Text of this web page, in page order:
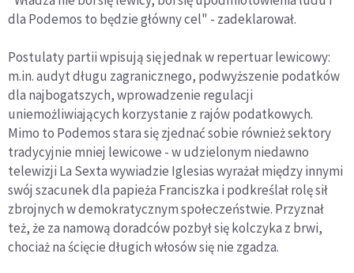
dla Podemos to będzie główny cel" - zadeklarował.
Postulaty partii wpisują się jednak w repertuar lewicowy:
m.in. audyt długu zagranicznego, podwyższenie podatków
dla najbogatszych, wprowadzenie regulacji
uniemożliwiających korzystanie z rajów podatkowych.
Mimo to Podemos stara się zjednać sobie również sektory
tradycyjnie mniej lewicowe - w udzielonym niedawno
telewizji La Sexta wywiadzie Iglesias wyrażał między innymi
swój szacunek dla papieża Franciszka i podkreślał rolę sił
zbrojnych w demokratycznym społeczeństwie. Przyznał
też, że za namową doradców pozbył się kolczyka z brwi,
chociaż na ścięcie długich włosów się nie zgadza.